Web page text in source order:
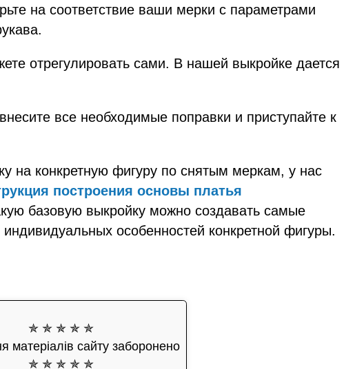
на соответствие ваши мерки с параметрами
отрегулировать сами. В нашей выкройке дается
все необходимые поправки и приступайте к
на конкретную фигуру по снятым меркам, у нас
построения основы платья
базовую выкройку можно создавать самые
особенностей конкретной фигуры.
✯ ✯ ✯ ✯ ✯
матеріалів сайту заборонено
✯ ✯ ✯ ✯ ✯